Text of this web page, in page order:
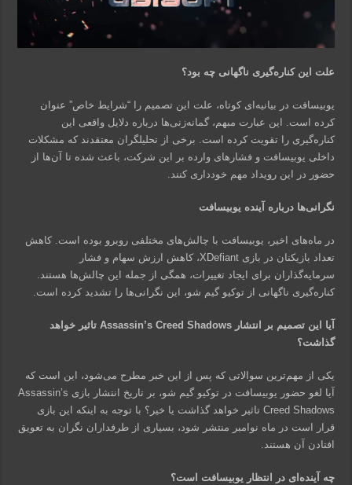
علت این کناره‌گیری ناگهانی چه بود؟
یوبیسافت در بیانیه‌ای کوتاه، علت این تصمیم را “شرایط خاص” عنوان
کرده است. این عبارت مبهم، گمانه‌زنی‌ها درباره دلایل واقعی این
کناره‌گیری را تقویت کرده است. برخی از تحلیلگران معتقدند که مشکلات
داخلی یوبیسافت و فشارهای وارده بر این شرکت، باعث شده تا آن‌ها از
حضور در این رویداد مهم خودداری کنند.
نگرانی‌ها درباره آینده یوبیسافت
در ماه‌های اخیر، یوبیسافت با چالش‌های مختلفی روبرو بوده است. کاهش
تعداد بازیکنان در بازی XDefiant، کاهش ارزش سهام و فشار
سرمایه‌گذاران برای ایجاد تغییرات، همگی از جمله این چالش‌ها هستند.
کناره‌گیری ناگهانی از توکیو گیم شو، این نگرانی‌ها را تشدید کرده است.
آیا این تصمیم بر انتشار Assassin’s Creed Shadows تاثیر خواهد
گذاشت؟
یکی از مهم‌ترین سوالاتی که پس از این خبر مطرح می‌شود، این است که
آیا لغو حضور یوبیسافت در توکیو گیم شو، بر تاریخ انتشار بازی Assassin’s
Creed Shadows تاثیر خواهد گذاشت یا خیر؟ با توجه به اینکه این بازی
قرار است در ماه نوامبر منتشر شود، بسیاری از طرفداران نگران به تعویق
افتادن آن هستند.
چه آینده‌ای در انتظار یوبیسافت است؟